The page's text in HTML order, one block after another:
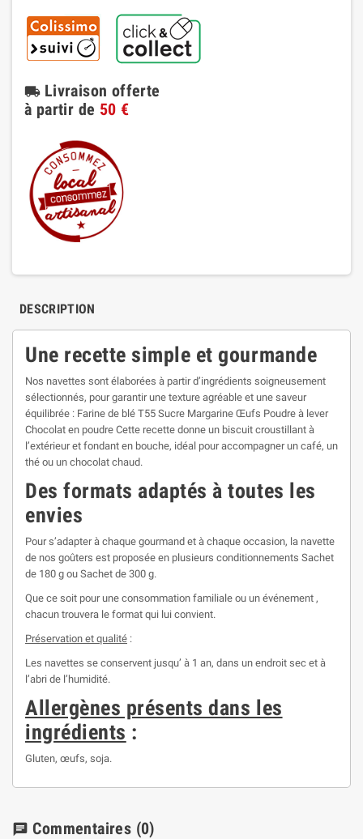
local_shippingLivraison offerte
à partir de 50 €
DESCRIPTION
Une recette simple et gourmande
Nos navettes sont élaborées à partir d’ingrédients soigneusement
sélectionnés, pour garantir une texture agréable et une saveur
équilibrée : Farine de blé T55 Sucre Margarine Œufs Poudre à lever
Chocolat en poudre Cette recette donne un biscuit croustillant à
l’extérieur et fondant en bouche, idéal pour accompagner un café, un
thé ou un chocolat chaud.
Des formats adaptés à toutes les
envies
Pour s’adapter à chaque gourmand et à chaque occasion, la navette
de nos goûters est proposée en plusieurs conditionnements Sachet
de 180 g ou Sachet de 300 g.
Que ce soit pour une consommation familiale ou un événement ,
chacun trouvera le format qui lui convient.
Préservation et qualité :
Les navettes se conservent jusqu’ à 1 an, dans un endroit sec et à
l’abri de l’humidité.
Allergènes présents dans les
ingrédients :
Gluten, œufs, soja.
chat Commentaires (0)